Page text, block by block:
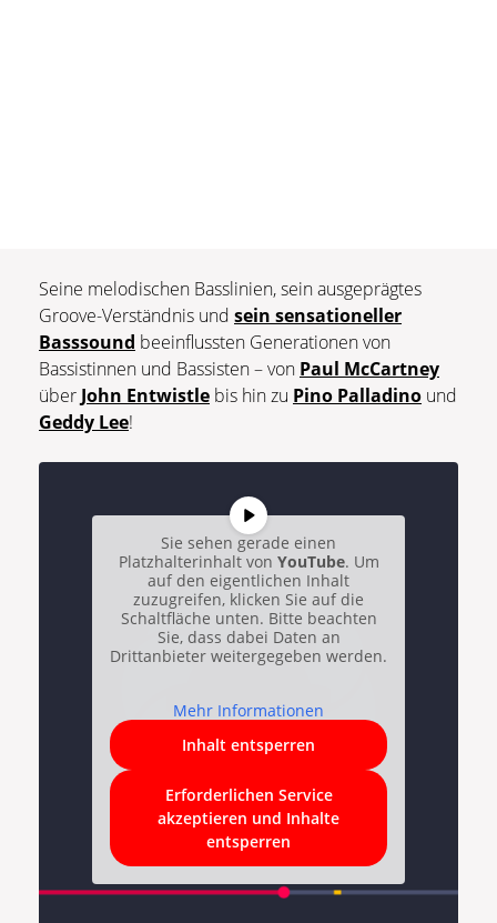
Seine melodischen Basslinien, sein ausgeprägtes
Groove-Verständnis und sein sensationeller
Basssound beeinflussten Generationen von
Bassistinnen und Bassisten – von Paul McCartney
über John Entwistle bis hin zu Pino Palladino und
Geddy Lee!
Sie sehen gerade einen
Platzhalterinhalt von YouTube. Um
auf den eigentlichen Inhalt
zuzugreifen, klicken Sie auf die
Schaltfläche unten. Bitte beachten
Sie, dass dabei Daten an
Drittanbieter weitergegeben werden.
Mehr Informationen
Inhalt entsperren
Erforderlichen Service
akzeptieren und Inhalte
entsperren